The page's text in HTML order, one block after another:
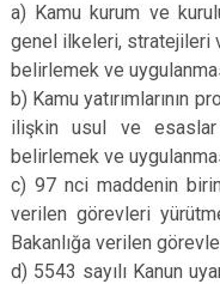
a) Kamu kurum ve
genel ilkeleri, stratejileri
belirlemek ve
b) Kamu yatırımlarının
ilişkin usul ve
belirlemek ve
c) 97 nci maddenin
verilen görevleri
Bakanlığa verilen
d) 5543 sayılı Kanun